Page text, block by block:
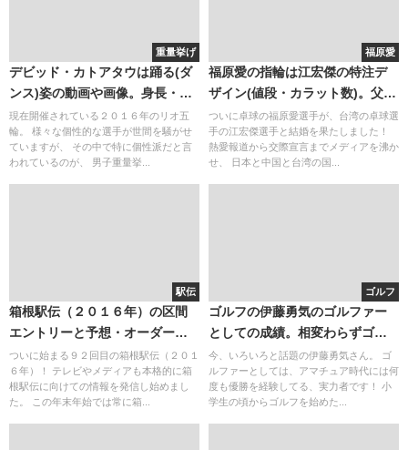
重量挙げ
デビッド・カトアタウは踊る(ダ
ンス)姿の動画や画像。身長・体
重のプロフィール(wiki)と実力・
実績
現在開催されている２０１６年のリオ五
輪。 様々な個性的な選手が世間を騒がせ
ていますが、 その中で特に個性派だと言
われているのが、 男子重量挙...
福原愛
福原愛の指輪は江宏傑の特注デ
ザイン(値段・カラット数)。父と
は絶縁？(再婚・不仲)。逮捕は悪
い噂
ついに卓球の福原愛選手が、台湾の卓球選
手の江宏傑選手と結婚を果たしました！
熱愛報道から交際宣言までメディアを沸か
せ、 日本と中国と台湾の国...
駅伝
箱根駅伝（２０１６年）の区間
エントリーと予想・オーダー。
出場校やコース日程など！
ついに始まる９２回目の箱根駅伝（２０１
６年）！ テレビやメディアも本格的に箱
根駅伝に向けての情報を発信し始めまし
た。 この年末年始では常に箱...
ゴルフ
ゴルフの伊藤勇気のゴルファー
としての成績。相変わらずゴル
ファーはWikiが少ない・・・
今、いろいろと話題の伊藤勇気さん。 ゴ
ルファーとしては、アマチュア時代には何
度も優勝を経験してる、実力者です！ 小
学生の頃からゴルフを始めた...